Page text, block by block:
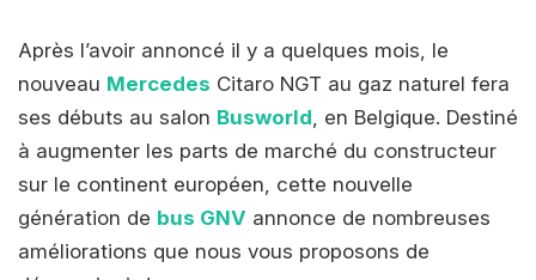
Après l’avoir annoncé il y a quelques mois, le
nouveau Mercedes Citaro NGT au gaz naturel fera
ses débuts au salon Busworld , en Belgique. Destiné
à augmenter les parts de marché du constructeur
sur le continent européen, cette nouvelle
génération de bus GNV annonce de nombreuses
améliorations que nous vous proposons de